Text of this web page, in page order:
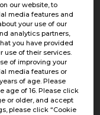
東京都
いしー
6,183pt
セナル
セナル
セナル
our website, to
media features and
your use of our
analytics partners,
you have provided
use of their services.
of improving your
media features or
of age. Please
age of 16. Please click
or older, and accept
please click “Cookie